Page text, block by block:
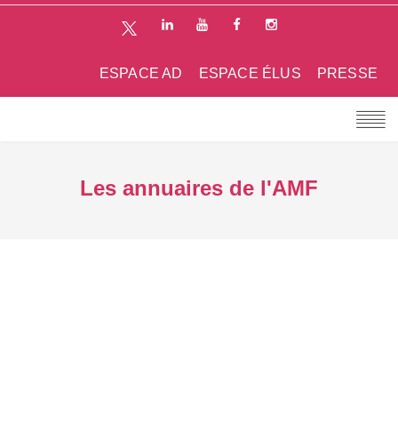
PRESSE
ESPACE ÉLUS
ESPACE AD
Les annuaires de l'AMF